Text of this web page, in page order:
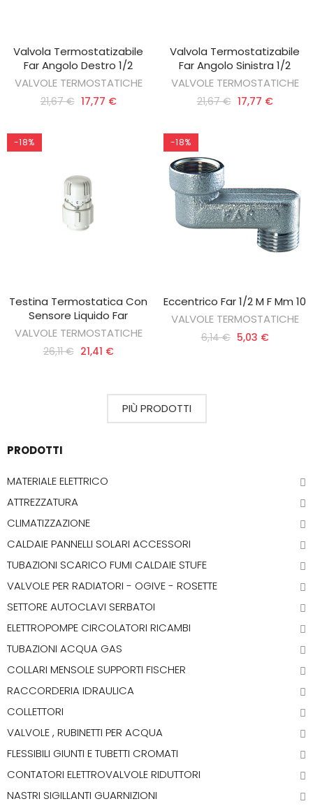
AGGIUNGI AL CARRELLO
Valvola Termostatizabile
Far Angolo Destro 1/2
VALVOLE TERMOSTATICHE
21,67 € 17,77 €
AGGIUNGI AL CARRELLO
Valvola Termostatizabile
Far Angolo Sinistra 1/2
VALVOLE TERMOSTATICHE
21,67 € 17,77 €
-18%
AGGIUNGI AL CARRELLO
Testina Termostatica Con
Sensore Liquido Far
VALVOLE TERMOSTATICHE
26,11 € 21,41 €
-18%
AGGIUNGI AL CARRELLO
Eccentrico Far 1/2 M F Mm 10
VALVOLE TERMOSTATICHE
6,14 € 5,03 €
PIÙ PRODOTTI
PRODOTTI
MATERIALE ELETTRICO
ATTREZZATURA
CLIMATIZZAZIONE
CALDAIE PANNELLI SOLARI ACCESSORI
TUBAZIONI SCARICO FUMI CALDAIE STUFE
VALVOLE PER RADIATORI - OGIVE - ROSETTE
SETTORE AUTOCLAVI SERBATOI
ELETTROPOMPE CIRCOLATORI RICAMBI
TUBAZIONI ACQUA GAS
COLLARI MENSOLE SUPPORTI FISCHER
RACCORDERIA IDRAULICA
COLLETTORI
VALVOLE , RUBINETTI PER ACQUA
FLESSIBILI GIUNTI E TUBETTI CROMATI
CONTATORI ELETTROVALVOLE RIDUTTORI
NASTRI SIGILLANTI GUARNIZIONI